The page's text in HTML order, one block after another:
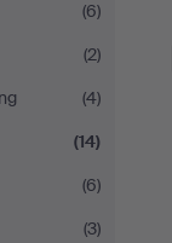
(6)
(2)
(4)
(14)
(6)
(3)